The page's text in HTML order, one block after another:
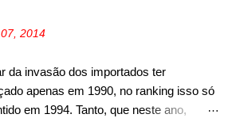
do microprocessador do
causar a perda de força motriz,
a atualização do software do
de...
12v Turbo Flex, conhecido como
soube ser mutável com avanços
que a concorrência nunca
acompanhar e agora ela abre uma
2014
da invasão dos importados ter
apenas em 1990, no ranking isso só
em 1994. Tanto, que neste ano,